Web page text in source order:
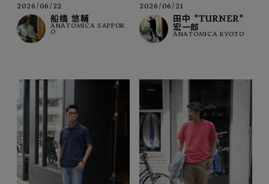
2026/06/22
船橋 悠輔
ANATOMICA SAPPOR
O
2026/06/21
田中 "TURNER"
宏一郎
ANATOMICA KYOTO